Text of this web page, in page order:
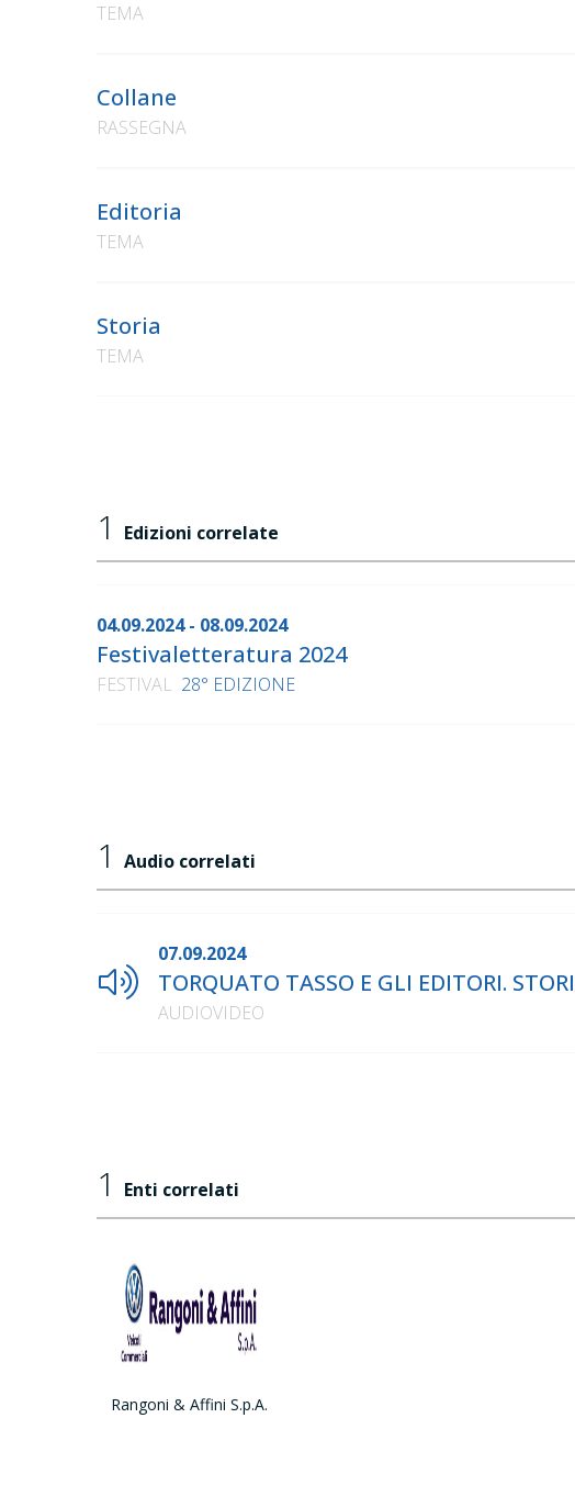
TEMA
Collane
RASSEGNA
Editoria
TEMA
Storia
TEMA
1 Edizioni correlate
04.09.2024 - 08.09.2024
Festivaletteratura 2024
FESTIVAL 28° EDIZIONE
1 Audio correlati
07.09.2024
TORQUATO TASSO E GLI EDITORI.
AUDIOVIDEO
1 Enti correlati
Rangoni & Affini S.p.A.